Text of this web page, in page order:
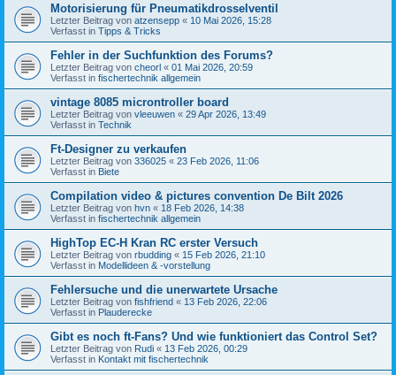
Motorisierung für Pneumatikdrosselventil
Letzter Beitrag von atzensepp « 10 Mai 2026, 15:28
Verfasst in Tipps & Tricks
Fehler in der Suchfunktion des Forums?
Letzter Beitrag von cheorl « 01 Mai 2026, 20:59
Verfasst in fischertechnik allgemein
vintage 8085 microntroller board
Letzter Beitrag von vleeuwen « 29 Apr 2026, 13:49
Verfasst in Technik
Ft-Designer zu verkaufen
Letzter Beitrag von 336025 « 23 Feb 2026, 11:06
Verfasst in Biete
Compilation video & pictures convention De Bilt 2026
Letzter Beitrag von hvn « 18 Feb 2026, 14:38
Verfasst in fischertechnik allgemein
HighTop EC-H Kran RC erster Versuch
Letzter Beitrag von rbudding « 15 Feb 2026, 21:10
Verfasst in Modellideen & -vorstellung
Fehlersuche und die unerwartete Ursache
Letzter Beitrag von fishfriend « 13 Feb 2026, 22:06
Verfasst in Plauderecke
Gibt es noch ft-Fans? Und wie funktioniert das Control Set?
Letzter Beitrag von Rudi « 13 Feb 2026, 00:29
Verfasst in Kontakt mit fischertechnik